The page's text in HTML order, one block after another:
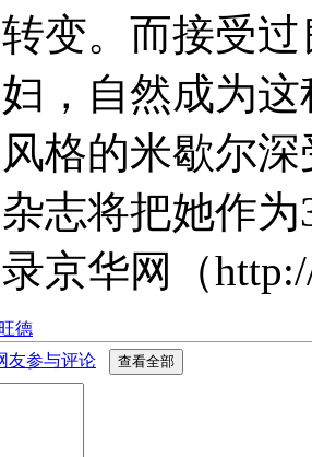
变。而接受
，自然成为
格的米歇尔
杂志将把她作
京华网（
旺德
友参与评论